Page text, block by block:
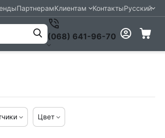
ПартнерамКлиентам КонтактыРусский
(068) 641-96-70
Цвет